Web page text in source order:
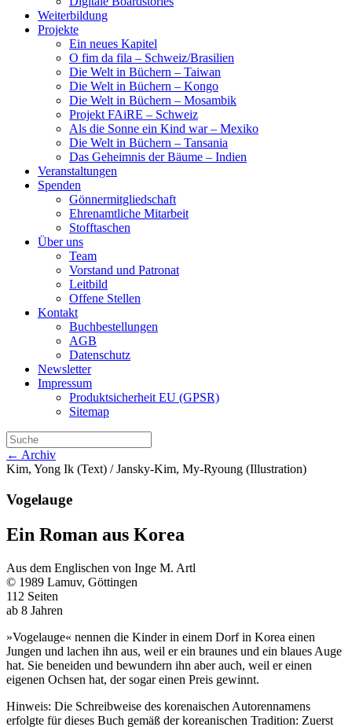
Weiterbildung
Projekte
Ein neues Kapitel
O fim da fila – Schweiz/Brasilien
Die Welt in Büchern – Taiwan
Die Welt in Büchern – Kongo
Die Welt in Büchern – Mosambik
Projekt FAiRE – Schweiz
Als die Sonne ein Kind war – Mexiko
Die Welt in Büchern – Tansania
Das Geheimnis der Bäume – Indien
Veranstaltungen
Spenden
Gönnermitgliedschaft
Ehrenamtliche Mitarbeit
Stofftaschen
Über uns
Team
Vorstand und Patronat
Leitbild
Offene Stellen
Kontakt
Buchbestellungen
AGB
Datenschutz
Newsletter
Impressum
Produktsicherheit EU (GPSR)
Sitemap
← Archiv
Kim, Yong Ik (Text) / Jansky-Kim, My-Ryoung (Illustration)
Vogelauge
Ein Roman aus Korea
Aus dem Englischen von Inge M. Artl
© 1989 Lamuv, Göttingen
112 Seiten
ab 8 Jahren
»Vogelauge« nennen die Kinder in einem Dorf in Korea einen
Jungen und lachen ihn aus, weil er ein braunes und ein blaues Auge
hat. Sie beneiden und bewundern ihn aber auch, weil er einen
eigenen Ochsen hat, der sogar einen Preis gewinnt.
Hinweis: Die Schreibweise des korenaischen Autorennamens
erfolgte für dieses Buch gemäß der koreanischen Tradition: Zuerst